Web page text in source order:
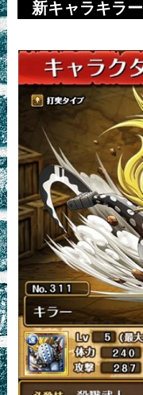
新キャラキラー